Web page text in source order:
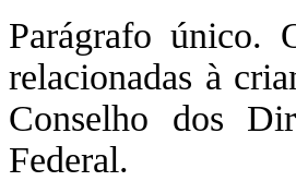
Parágrafo único.
relacionadas à
Conselho dos
Federal.